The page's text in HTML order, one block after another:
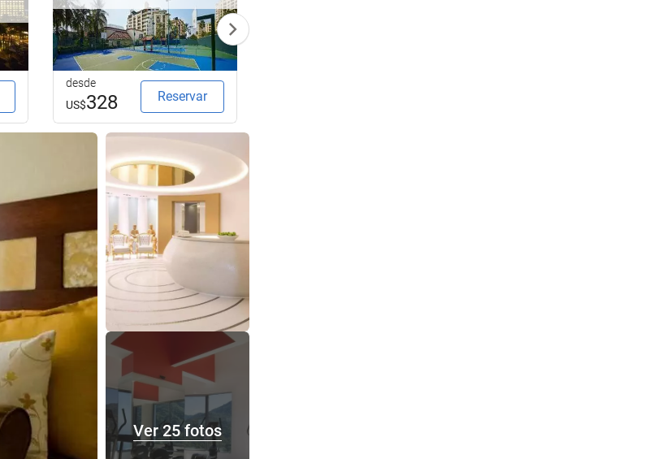
desde
US$328 Reservar
Ver 25 fotos